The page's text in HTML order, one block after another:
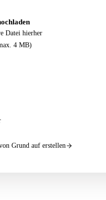
Datei hierher
4 MB)
Grund auf erstellen